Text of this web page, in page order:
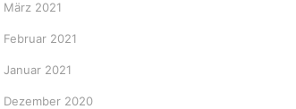
März 2021
Februar 2021
Januar 2021
Dezember 2020